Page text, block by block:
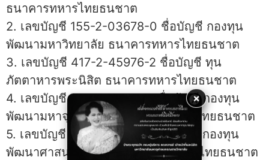
×
ธนาคารทหารไทยธนชาต
2. เลขบัญชี 155-2-03678-0 ชื่อบัญชี กองทุน
พัฒนามหาวิทยาลัย ธนาคารทหารไทยธนชาต
3. เลขบัญชี 417-2-45976-2 ชื่อบัญชี ทุน
ภัตตาหารพระนิสิต ธนาคารทหารไทยธนชาต
4. เลขบัญชี 155-2-12577-3 ชื่อบัญชี กองทุน
พัฒนามหาจุฬาอาศรม ธนาคารทหารไทยธนชาต
5. เลขบัญชี 155-2-12576-5 ชื่อบัญชี กองทุน
พัฒนาศาสนาแคมป์สน ธนาคารทหารไทยธนชาต